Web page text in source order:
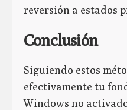
reversión a estados
Conclusión
Siguiendo estos
efectivamente tu
Windows no